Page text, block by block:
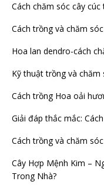
Cách chăm sóc cây
Cách trồng và chăm
Hoa lan dendro-cách
Kỹ thuật trồng và chăm
Cách trồng Hoa oải
Giải đáp thắc mắc:
Cách trồng và chăm
Cây Hợp Mệnh Kim –
Trong Nhà?